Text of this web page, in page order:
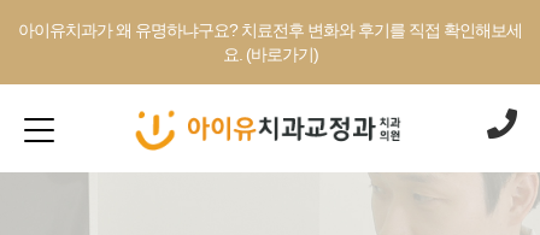
아이유치과가 왜 유명하냐구요? 치료전후 변화와 후기를 직접 확인해보세
요. (바로가기)